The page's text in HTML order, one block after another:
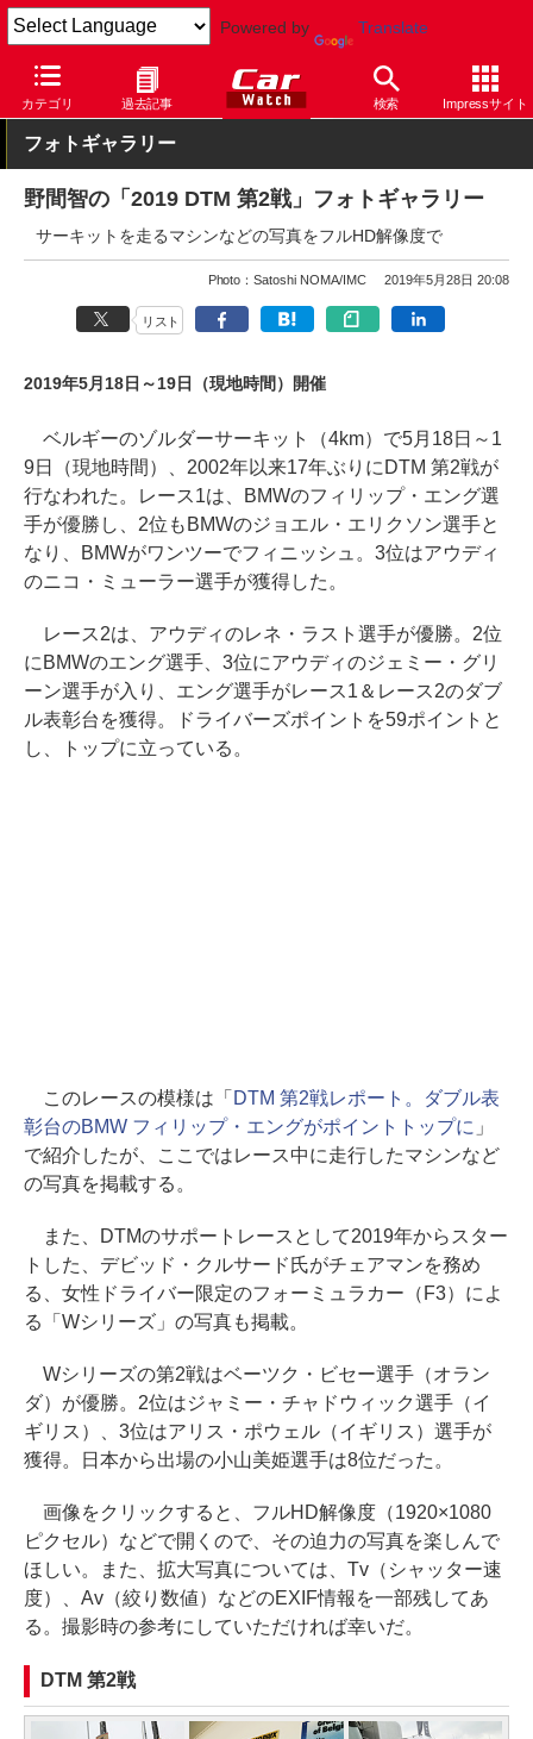
Powered by Translate
カテゴリ 過去記事 検索 Impressサイト
Car Watch モータースポーツ その他
フォトギャラリー
野間智の「2019 DTM 第2戦」フォトギャラリー
サーキットを走るマシンなどの写真をフルHD解像度で
Photo：Satoshi NOMA/IMC 2019年5月28日 20:08
リスト
2019年5月18日～19日（現地時間）開催
ベルギーのゾルダーサーキット（4km）で5月18日～1
9日（現地時間）、2002年以来17年ぶりにDTM 第2戦が
行なわれた。レース1は、BMWのフィリップ・エング選
手が優勝し、2位もBMWのジョエル・エリクソン選手と
なり、BMWがワンツーでフィニッシュ。3位はアウディ
のニコ・ミューラー選手が獲得した。
レース2は、アウディのレネ・ラスト選手が優勝。2位
にBMWのエング選手、3位にアウディのジェミー・グリ
ーン選手が入り、エング選手がレース1＆レース2のダブ
ル表彰台を獲得。ドライバーズポイントを59ポイントと
し、トップに立っている。
このレースの模様は「 DTM 第2戦レポート。ダブル表
彰台のBMW フィリップ・エングがポイントトップに 」
で紹介したが、ここではレース中に走行したマシンなど
の写真を掲載する。
また、DTMのサポートレースとして2019年からスター
トした、デビッド・クルサード氏がチェアマンを務め
る、女性ドライバー限定のフォーミュラカー（F3）によ
る「Wシリーズ」の写真も掲載。
Wシリーズの第2戦はベーツク・ビセー選手（オラン
ダ）が優勝。2位はジャミー・チャドウィック選手（イ
ギリス）、3位はアリス・ポウェル（イギリス）選手が
獲得。日本から出場の小山美姫選手は8位だった。
画像をクリックすると、フルHD解像度（1920×1080
ピクセル）などで開くので、その迫力の写真を楽しんで
ほしい。また、拡大写真については、Tv（シャッター速
度）、Av（絞り数値）などのEXIF情報を一部残してあ
る。撮影時の参考にしていただければ幸いだ。
DTM 第2戦